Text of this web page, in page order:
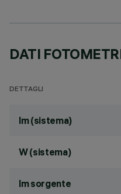
DATI
DETTAGLI
lm (sistema)
W (sistema)
lm sorgente